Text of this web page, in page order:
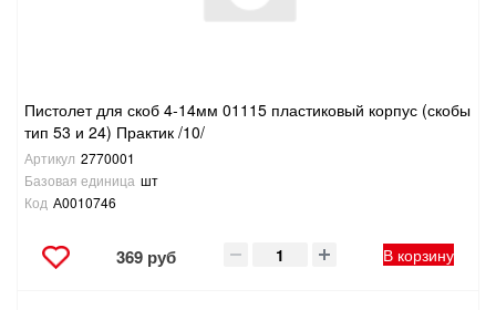
СНЕГОУБОРОЧНЫЙ ИНВЕНТАРЬ
СТРЕМЯНКИ,ЛЕСТНИЦЫ
Пистолет для скоб 4-14мм 01115 пластиковый корпус (скобы
тип 53 и 24) Практик /10/
Артикул 2770001
Базовая единица шт
Код А0010746
369 руб В корзину